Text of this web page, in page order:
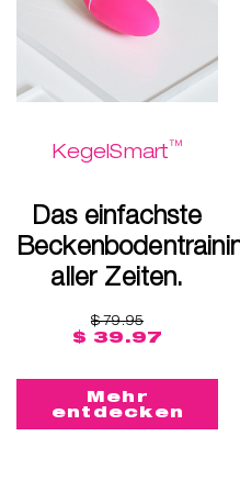
KegelSmart™
Das einfachste
aller Zeiten.
$ 79.95
$ 39.97
Mehr
entdecken